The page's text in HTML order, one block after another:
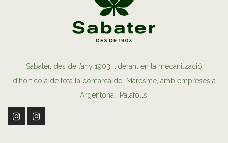
Sabater, des de l’any 1903, liderant en la mecanització
d’hortícola de tota la comarca del Maresme, amb empreses a
Argentona i Palafolls.